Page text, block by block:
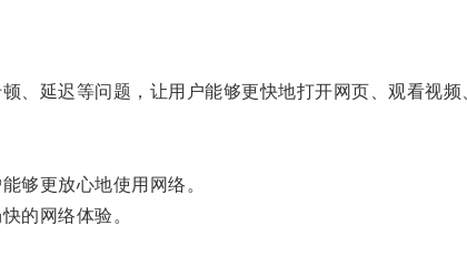
延迟等问题，让用户能够更快地打开网页、观看视频
够更放心地使用网络。
的网络体验。